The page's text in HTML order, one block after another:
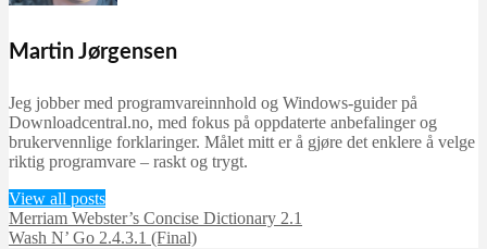
Martin Jørgensen
Jeg jobber med programvareinnhold og Windows-guider på
Downloadcentral.no, med fokus på oppdaterte anbefalinger og
brukervennlige forklaringer. Målet mitt er å gjøre det enklere å velge
riktig programvare – raskt og trygt.
View all posts
Merriam Webster’s Concise Dictionary 2.1
Wash N’ Go 2.4.3.1 (Final)